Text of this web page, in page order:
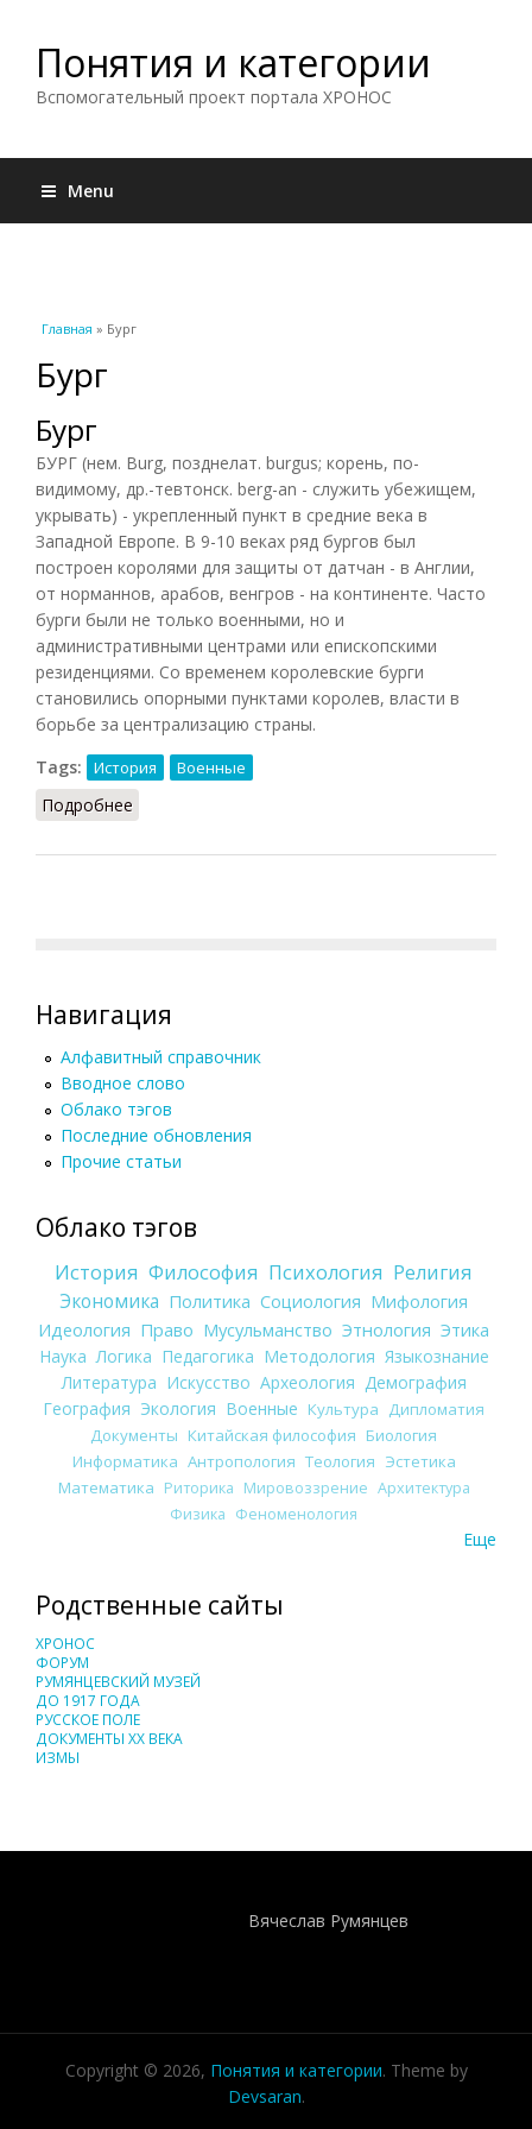
Понятия и категории
Вспомогательный проект портала ХРОНОС
Menu
Вы здесь
Главная » Бург
Бург
Бург
БУРГ (нем. Burg, позднелат. burgus; корень, по-
видимому, др.-тевтонск. berg-an - служить убежищем,
укрывать) - укрепленный пункт в средние века в
Западной Европе. В 9-10 веках ряд бургов был
построен королями для защиты от датчан - в Англии,
от норманнов, арабов, венгров - на континенте. Часто
бурги были не только военными, но и
административными центрами или епископскими
резиденциями. Со временем королевские бурги
становились опорными пунктами королев, власти в
борьбе за централизацию страны.
Tags:
История Военные
Подробнее
Навигация
Алфавитный справочник
Вводное слово
Облако тэгов
Последние обновления
Прочие статьи
Облако тэгов
История Философия Психология Религия
Экономика Политика Социология Мифология
Идеология Право Мусульманство Этнология Этика
Наука Логика Педагогика Методология Языкознание
Литература Искусство Археология Демография
География Экология Военные Культура
Дипломатия
Документы Китайская философия Биология
Информатика Антропология Теология Эстетика
Математика Риторика Мировоззрение Архитектура
Физика Феноменология
Еще
Родственные сайты
ХРОНОС
ФОРУМ
РУМЯНЦЕВСКИЙ МУЗЕЙ
ДО 1917 ГОДА
РУССКОЕ ПОЛЕ
ДОКУМЕНТЫ XX ВЕКА
ИЗМЫ
Вячеслав Румянцев
Copyright © 2026, Понятия и категории. Theme by
Devsaran.